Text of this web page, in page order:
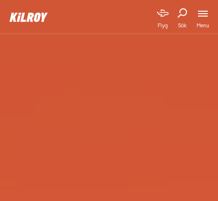
Flyg Sök Menu